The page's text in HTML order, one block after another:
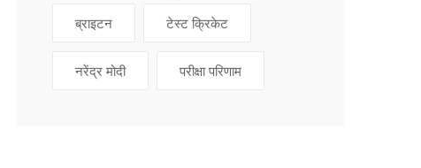
ब्राइटन टेस्ट क्रिकेट
नरेंद्र मोदी परीक्षा परिणाम